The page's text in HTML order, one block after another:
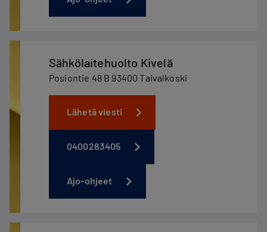
Sähkölaitehuolto Kivelä
Posiontie 48 B 93400 Taivalkoski
Lähetä viesti
0400283405
Ajo-ohjeet